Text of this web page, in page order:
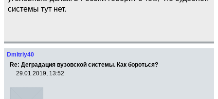
системы тут нет.
Dmitriy40
Re: Деградация вузовской системы. Как бороться?
29.01.2019, 13:52